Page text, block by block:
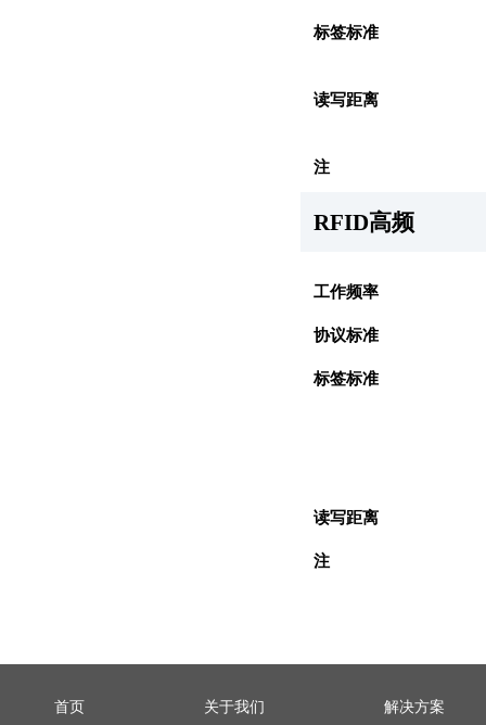
标签标准
读写距离
注
RFID高频
工作频率
协议标准
标签标准
读写距离
注
首页 关于我们 解决方案